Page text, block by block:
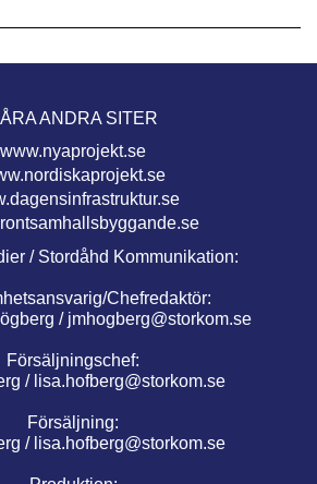
ANDRA SITER
www.nyaprojekt.se
/ Stordåhd Kommunikation:
Chefredaktör:
/ jmhogberg@storkom.se
Försäljningschef:
/ lisa.hofberg@storkom.se
Försäljning:
/ lisa.hofberg@storkom.se